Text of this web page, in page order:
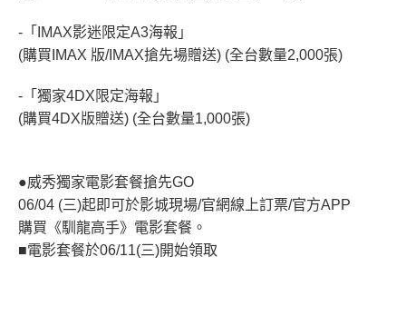
-「IMAX影迷限定A3海報」
(購買IMAX 版/IMAX搶先場贈送) (全台數量2,000張)
-「獨家4DX限定海報」
(購買4DX版贈送) (全台數量1,000張)
●威秀獨家電影套餐搶先GO
06/04 (三)起即可於影城現場/官網線上訂票/官方APP
購買《馴龍高手》電影套餐。
■電影套餐於06/11(三)開始領取